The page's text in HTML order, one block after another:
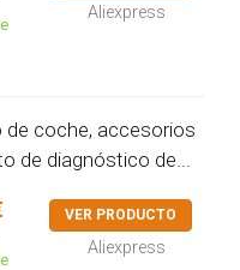
Aliexpress
coche, accesorios
de diagnóstico de...
VER PRODUCTO
Aliexpress